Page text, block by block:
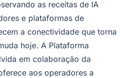
as receitas de IA
e plataformas de
a conectividade que torna
hoje. A Plataforma
em colaboração da
aos operadores a